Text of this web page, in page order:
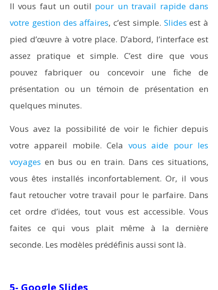
Il vous faut un outil pour un travail rapide dans
votre gestion des affaires, c’est simple. Slides est à
pied d’œuvre à votre place. D’abord, l’interface est
assez pratique et simple. C’est dire que vous
pouvez fabriquer ou concevoir une fiche de
présentation ou un témoin de présentation en
quelques minutes.
Vous avez la possibilité de voir le fichier depuis
votre appareil mobile. Cela vous aide pour les
voyages en bus ou en train. Dans ces situations,
vous êtes installés inconfortablement. Or, il vous
faut retoucher votre travail pour le parfaire. Dans
cet ordre d’idées, tout vous est accessible. Vous
faites ce qui vous plait même à la dernière
seconde. Les modèles prédéfinis aussi sont là.
5- Google Slides